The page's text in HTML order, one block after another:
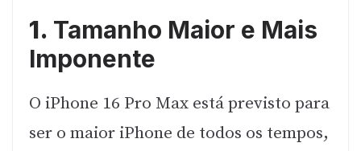
1. Tamanho Maior e Mais
Imponente
O iPhone 16 Pro Max está previsto para
ser o maior iPhone de todos os tempos,